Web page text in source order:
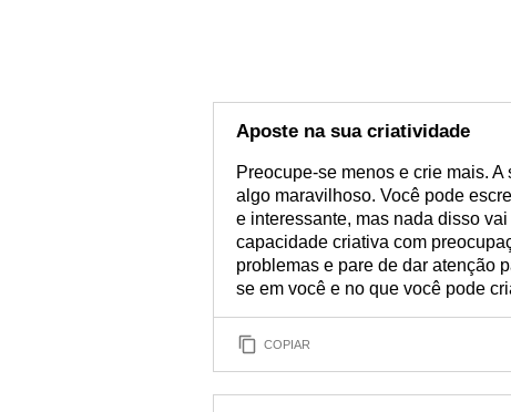
Aposte na sua criatividade
Preocupe-se menos e crie mais.
algo maravilhoso. Você pode
e interessante, mas nada disso
capacidade criativa com
problemas e pare de dar atenção
se em você e no que você pode
COPIAR